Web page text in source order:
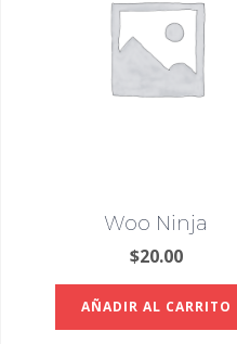
Woo Ninja
$20.00
AÑADIR AL CARRITO